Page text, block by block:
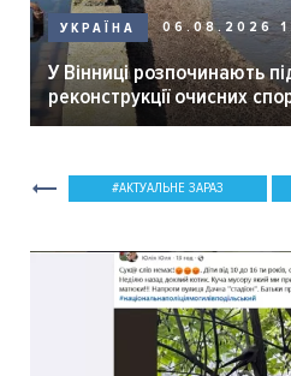
УКРАЇНА 06.08.2026
У Вінниці розпочинають
реконструкції очисних
мер Вінниці.
АКТУАЛЬНЕ ЗАРАЗ